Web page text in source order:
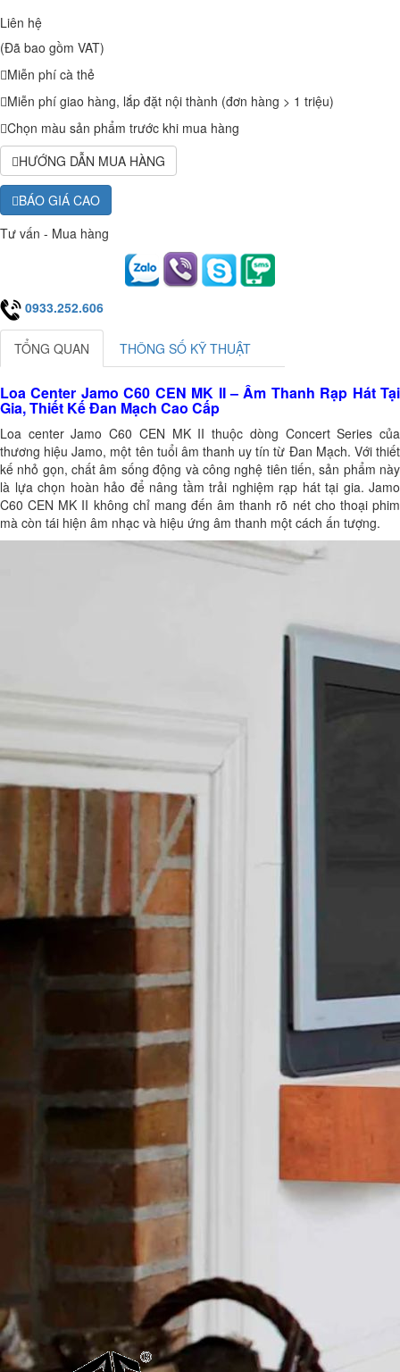
Liên hệ
(Đã bao gồm VAT)
Miễn phí cà thẻ
Miễn phí giao hàng, lắp đặt nội thành (đơn hàng > 1 triệu)
Chọn màu sản phẩm trước khi mua hàng
HƯỚNG DẪN MUA HÀNG
BÁO GIÁ CAO
Tư vấn - Mua hàng
0933.252.606
TỔNG QUAN THÔNG SỐ KỸ THUẬT
Loa Center Jamo C60 CEN MK II – Âm Thanh Rạp Hát Tại
Gia, Thiết Kế Đan Mạch Cao Cấp
Loa center Jamo C60 CEN MK II thuộc dòng Concert Series của
thương hiệu Jamo, một tên tuổi âm thanh uy tín từ Đan Mạch. Với thiết
kế nhỏ gọn, chất âm sống động và công nghệ tiên tiến, sản phẩm này
là lựa chọn hoàn hảo để nâng tầm trải nghiệm rạp hát tại gia. Jamo
C60 CEN MK II không chỉ mang đến âm thanh rõ nét cho thoại phim
mà còn tái hiện âm nhạc và hiệu ứng âm thanh một cách ấn tượng.